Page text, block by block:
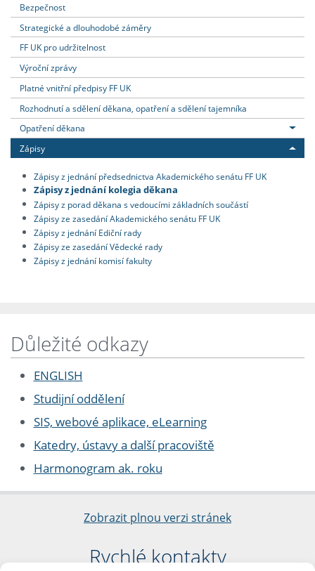
Bezpečnost
Strategické a dlouhodobé záměry
FF UK pro udržitelnost
Výroční zprávy
Platné vnitřní předpisy FF UK
Rozhodnutí a sdělení děkana, opatření a sdělení tajemníka
Opatření děkana
Zápisy
Zápisy z jednání předsednictva Akademického senátu FF UK
Zápisy z jednání kolegia děkana
Zápisy z porad děkana s vedoucími základních součástí
Zápisy ze zasedání Akademického senátu FF UK
Zápisy z jednání Ediční rady
Zápisy ze zasedání Vědecké rady
Zápisy z jednání komisí fakulty
Důležité odkazy
ENGLISH
Studijní oddělení
SIS, webové aplikace, eLearning
Katedry, ústavy a další pracoviště
Harmonogram ak. roku
Zobrazit plnou verzi stránek
Rychlé kontakty